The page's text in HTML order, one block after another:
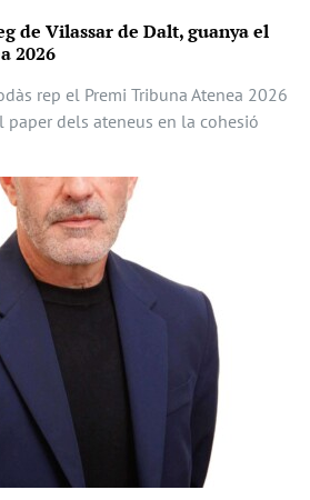
de Vilassar de Dalt, guanya el
2026
rep el Premi Tribuna Atenea 2026
paper dels ateneus en la cohesió